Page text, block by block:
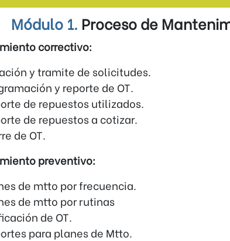
Módulo 1. Proceso de
correctivo:
y tramite de solicitudes.
y reporte de OT.
de repuestos utilizados.
de repuestos a cotizar.
de OT.
preventivo:
de mtto por frecuencia.
de mtto por rutinas
de OT.
para planes de Mtto.